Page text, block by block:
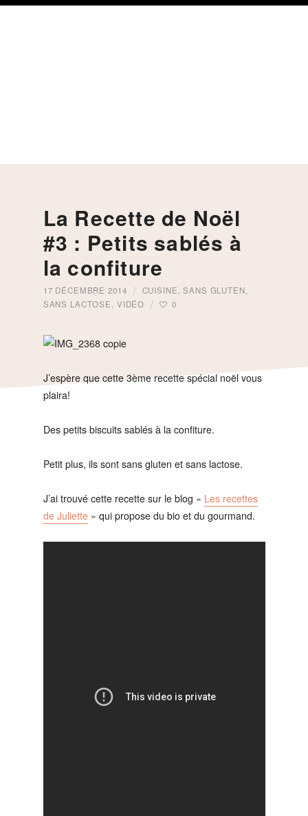
La Recette de Noël
#3 : Petits sablés à
la confiture
17 DÉCEMBRE 2014 CUISINE ,SANS GLUTEN
SANS LACTOSE
VIDÉO 0
J’espère que cette 3ème recette spécial noël vous
plaira!
Des petits biscuits sablés à la confiture.
Petit plus, ils sont sans gluten et sans lactose.
J’ai trouvé cette recette sur le blog « Les recettes
de Juliette» qui propose du bio et du gourmand.